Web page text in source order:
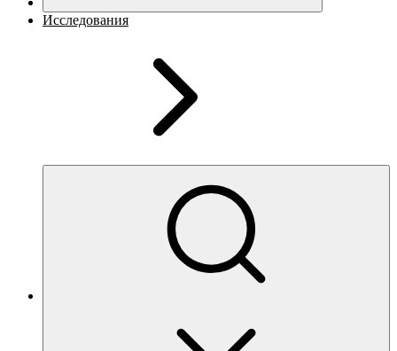
Исследования